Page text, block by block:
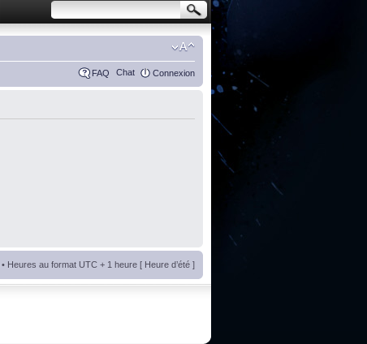
FAQ Chat Connexion
• Heures au format UTC + 1 heure [ Heure d’été ]